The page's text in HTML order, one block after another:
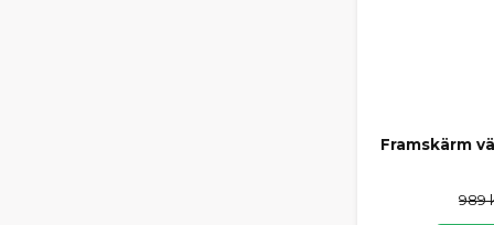
Framskärm
989